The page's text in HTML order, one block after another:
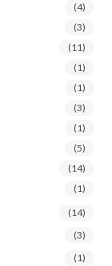
(4)
(3)
(11)
(1)
(1)
(3)
(1)
(5)
(14)
(1)
(14)
(3)
(1)